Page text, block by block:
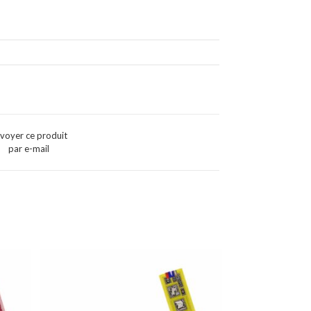
ce produit
par e-mail